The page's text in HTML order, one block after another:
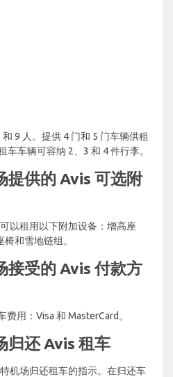
9 人。提供 4 门和 5 门车辆供租
车车辆可容纳 2、3 和 4 件行李。
提供的 Avis 可选附
以租用以下附加设备：增高座
和雪地链组。
接受的 Avis 付款方
用：Visa 和 MasterCard。
归还 Avis 租车
机场归还租车的指示。在归还车